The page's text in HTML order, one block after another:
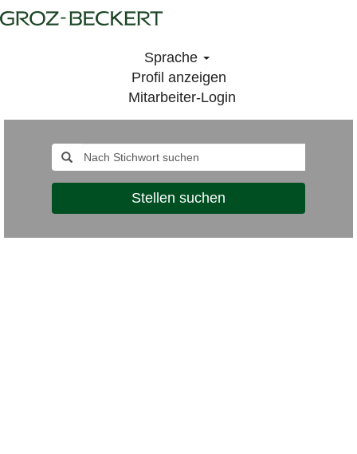
Sprache
Profil anzeigen
Mitarbeiter-Login
Stellen suchen